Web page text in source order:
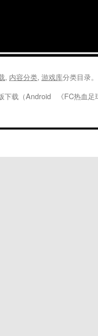
, 内容分类, 游戏库分类目录
下载（Android
《FC热血